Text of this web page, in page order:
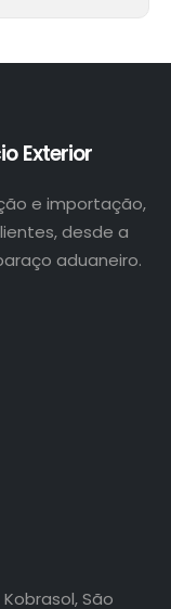
desde a
aduaneiro.